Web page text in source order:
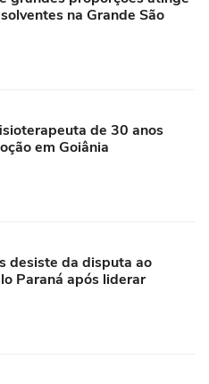
na Grande São
de 30 anos
em Goiânia
desiste da disputa ao
Paraná após liderar